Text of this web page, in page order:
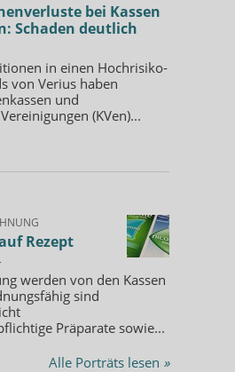
bei Kassen
Schaden deutlich
in einen Hochrisiko-
von Verius haben
und
(KVen)...
Rezept
werden von den Kassen
sind
Präparate sowie...
Alle Porträts lesen »